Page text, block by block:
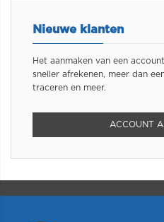
Nieuwe klanten
Het aanmaken van een
sneller afrekenen, meer dan
traceren en meer.
ACCOUNT